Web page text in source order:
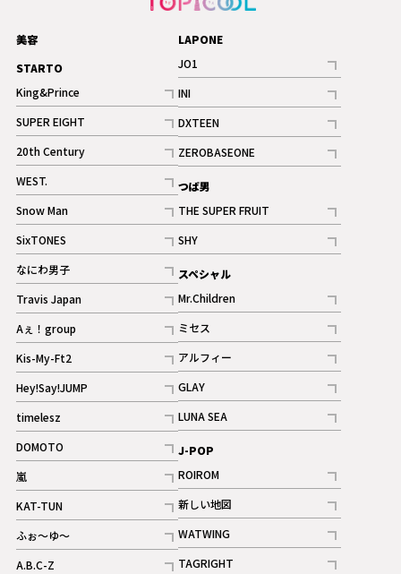
美容
STARTO
King&Prince
記事
SUPER EIGHT
記事
20th Century
記事
WEST.
記事
Snow Man
記事
ギャラリー
SixTONES
記事
ギャラリー
なにわ男子
記事
Travis Japan
記事
Aぇ！group
記事
Kis-My-Ft2
記事
ギャラリー
Hey!Say!JUMP
記事
timelesz
記事
DOMOTO
記事
嵐
記事
KAT-TUN
記事
ふぉ～ゆ～
記事
A.B.C-Z
LAPONE
JO1
記事
INI
記事
ギャラリー
DXTEEN
記事
ギャラリー
ZEROBASEONE
記事
つば男
THE SUPER FRUIT
記事
SHY
記事
スペシャル
Mr.Children
記事
ミセス
記事
アルフィー
記事
GLAY
記事
LUNA SEA
記事
J-POP
ROIROM
記事
新しい地図
記事
WATWING
記事
TAGRIGHT